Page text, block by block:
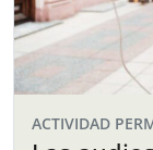
ACTIVIDAD